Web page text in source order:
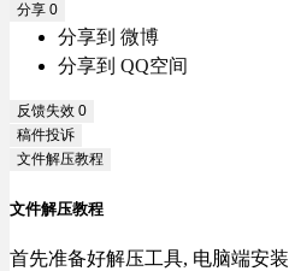
分享 0
分享到 微博
分享到 QQ空间
反馈失效 0
稿件投诉
文件解压教程
文件解压教程
首先准备好解压工具, 电脑端安装